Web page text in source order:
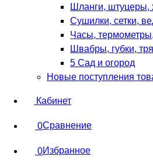
Шланги, штуцеры,
Сушилки, сетки,
Часы,
Швабры, губки,
5 Сад и огород
Новые поступления
Кабинет
0Сравнение
0Избранное